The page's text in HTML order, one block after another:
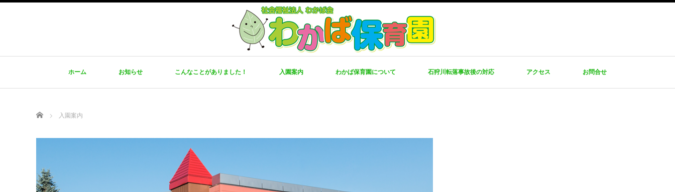
ホーム お知らせ こんなことがありました！ 入園案内 わかば保育園について 石狩川転落事故後の対応 アクセス お問合せ
Home 入園案内